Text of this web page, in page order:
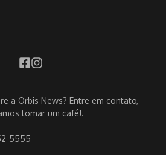
a Orbis News? Entre em contato,
tomar um café!.
5555